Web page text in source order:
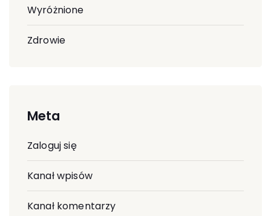
Wyróżnione
Zdrowie
Meta
Zaloguj się
Kanał wpisów
Kanał komentarzy